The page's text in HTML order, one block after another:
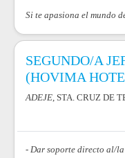
Si te apasiona el mundo
SEGUNDO/A
(HOVIMA
ADEJE, STA. CRUZ DE
- Dar soporte directo al/